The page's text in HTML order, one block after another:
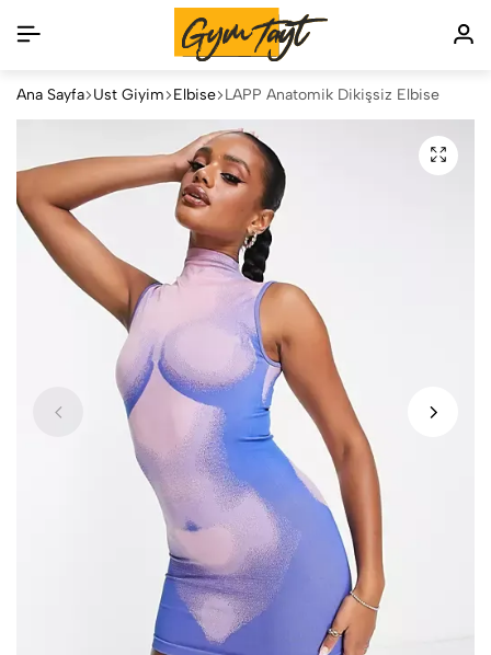
Ana Sayfa Üst Giyim Elbise LAPP Anatomik Dikişsiz Elbise